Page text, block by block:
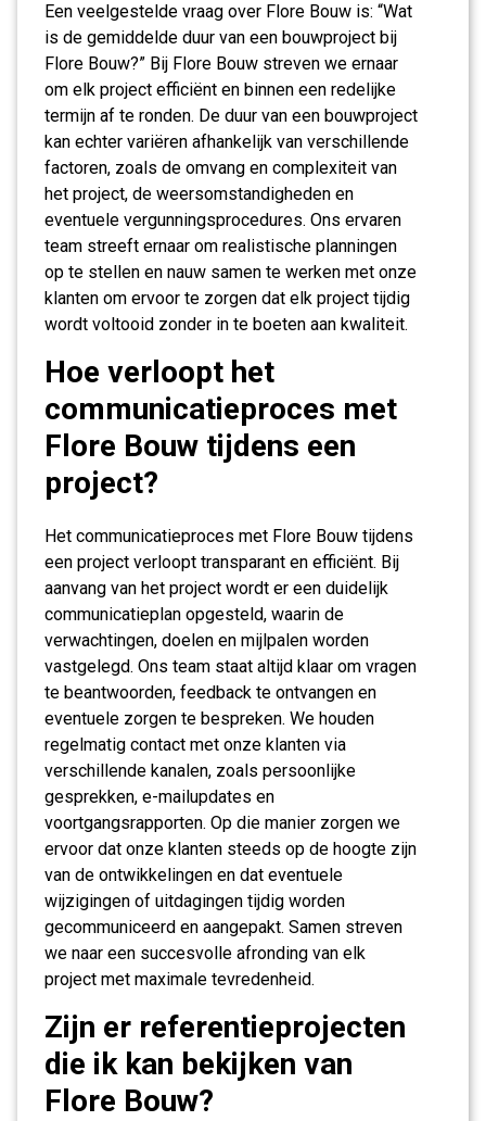
Een veelgestelde vraag over Flore Bouw is: “Wat
is de gemiddelde duur van een bouwproject bij
Flore Bouw?” Bij Flore Bouw streven we ernaar
om elk project efficiënt en binnen een redelijke
termijn af te ronden. De duur van een bouwproject
kan echter variëren afhankelijk van verschillende
factoren, zoals de omvang en complexiteit van
het project, de weersomstandigheden en
eventuele vergunningsprocedures. Ons ervaren
team streeft ernaar om realistische planningen
op te stellen en nauw samen te werken met onze
klanten om ervoor te zorgen dat elk project tijdig
wordt voltooid zonder in te boeten aan kwaliteit.
Hoe verloopt het
communicatieproces met
Flore Bouw tijdens een
project?
Het communicatieproces met Flore Bouw tijdens
een project verloopt transparant en efficiënt. Bij
aanvang van het project wordt er een duidelijk
communicatieplan opgesteld, waarin de
verwachtingen, doelen en mijlpalen worden
vastgelegd. Ons team staat altijd klaar om vragen
te beantwoorden, feedback te ontvangen en
eventuele zorgen te bespreken. We houden
regelmatig contact met onze klanten via
verschillende kanalen, zoals persoonlijke
gesprekken, e-mailupdates en
voortgangsrapporten. Op die manier zorgen we
ervoor dat onze klanten steeds op de hoogte zijn
van de ontwikkelingen en dat eventuele
wijzigingen of uitdagingen tijdig worden
gecommuniceerd en aangepakt. Samen streven
we naar een succesvolle afronding van elk
project met maximale tevredenheid.
Zijn er referentieprojecten
die ik kan bekijken van
Flore Bouw?